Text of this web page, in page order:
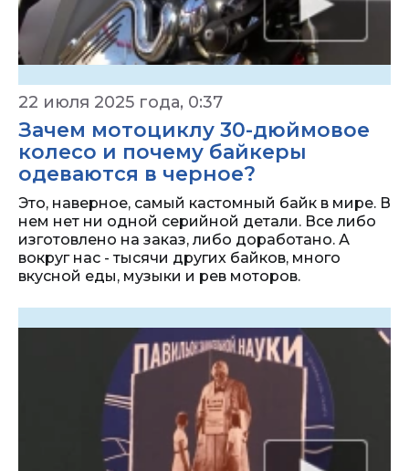
22 июля 2025 года, 0:37
Зачем мотоциклу 30-дюймовое
колесо и почему байкеры
одеваются в черное?
Это, наверное, самый кастомный байк в мире. В
нем нет ни одной серийной детали. Все либо
изготовлено на заказ, либо доработано. А
вокруг нас - тысячи других байков, много
вкусной еды, музыки и рев моторов.